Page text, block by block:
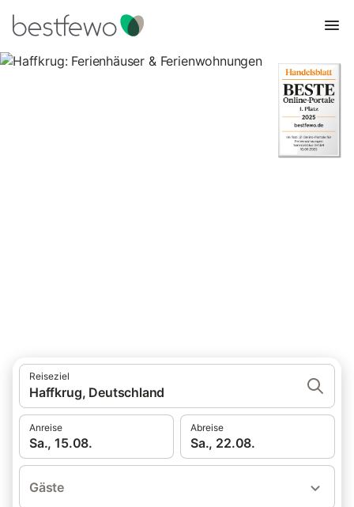
Reiseziel
Haffkrug, Deutschland
Anreise
Sa., 15.08.
Abreise
Sa., 22.08.
Gäste